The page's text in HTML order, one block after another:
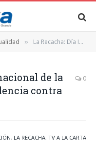
» La Recacha: Día Internacional de la Eliminación de la Violencia contra la Mujer 2021
de la
contra
0
, LA RECACHA, TV A LA CARTA